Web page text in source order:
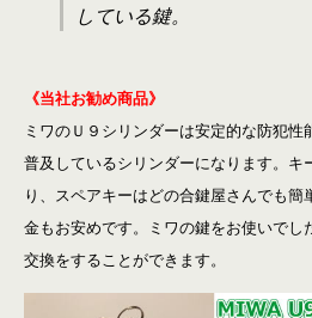
している鍵。
《当社お勧め商品》
ミワのＵ９シリンダーは安定的な防犯性
普及しているシリンダーになります。キ
り、スペアキーはどの合鍵屋さんでも
金もお安めです。ミワの鍵をお使いでし
交換をすることができます。